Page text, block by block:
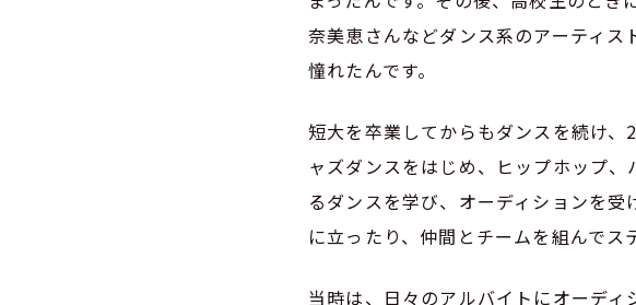
奈美恵さんなどダンス系のアーティ
憧れたんです。
短大を卒業してからもダンスを続け
ャズダンスをはじめ、ヒップホップ
るダンスを学び、オーディションを
に立ったり、仲間とチームを組んでス
当時は、日々のアルバイトにオーデ